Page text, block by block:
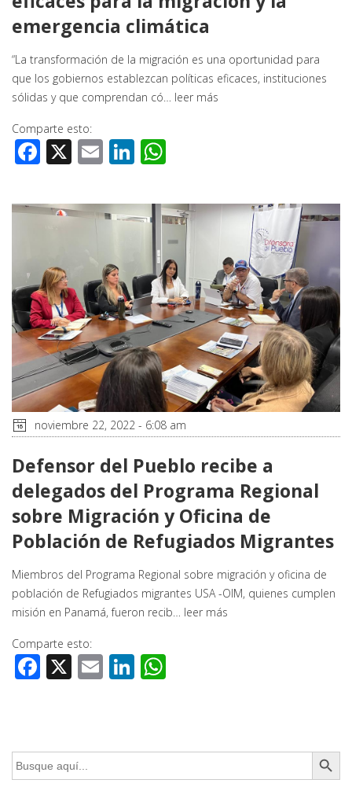
emergencia climática
“La transformación de la migración es una oportunidad para
que los gobiernos establezcan políticas eficaces, instituciones
sólidas y que comprendan có… leer más
Comparte esto:
Facebook
X EmailLinkedIn
noviembre 22, 2022 - 6:08 am
Defensor del Pueblo recibe a
delegados del Programa Regional
sobre Migración y Oficina de
Población de Refugiados Migrantes
Miembros del Programa Regional sobre migración y oficina de
población de Refugiados migrantes USA -OIM, quienes cumplen
misión en Panamá, fueron recib… leer más
Comparte esto:
Facebook
X EmailLinkedIn
Buscar: Botón de